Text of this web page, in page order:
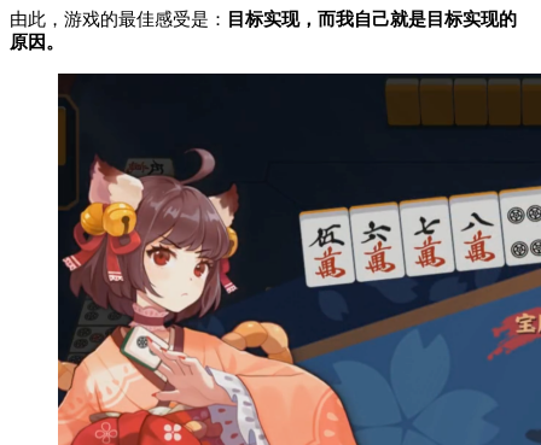
由此，游戏的最佳感受是： 目标实现，而我自己就是目标实现的
原因。